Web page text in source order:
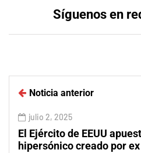
Síguenos en
Noticia anterior
julio 2, 2025
El Ejército de EEUU
hipersónico creado por